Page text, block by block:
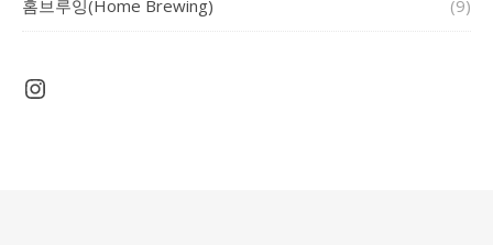
홈브루잉(Home Brewing) (9)
Instagram